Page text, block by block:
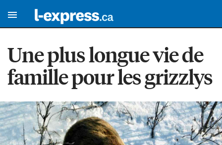
Une plus longue vie de
famille pour les grizzlys